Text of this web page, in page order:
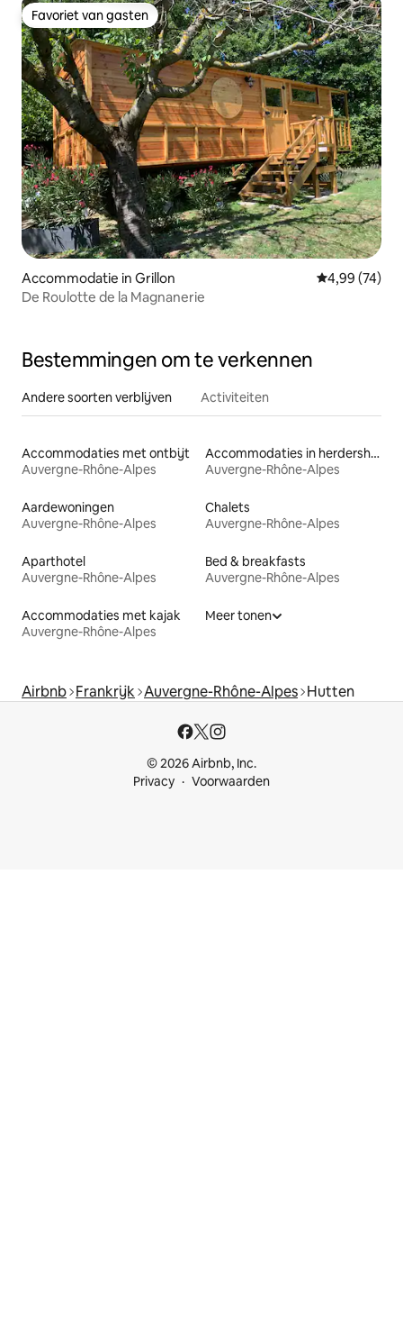
Favoriet van gasten
Favoriet van gasten
Accommodatie in Grillon Gemiddelde
4,99 (74)
De Roulotte de la Magnanerie
Bestemmingen om te verkennen
Andere soorten verblijven Activiteiten
Accommodaties met ontbijt
Auvergne-Rhône-Alpes
Accommodaties in herdershutten
Auvergne-Rhône-Alpes
Aardewoningen
Auvergne-Rhône-Alpes
Chalets
Auvergne-Rhône-Alpes
Aparthotel
Auvergne-Rhône-Alpes
Bed & breakfasts
Auvergne-Rhône-Alpes
Accommodaties met kajak
Auvergne-Rhône-Alpes
Meer tonen
Airbnb Frankrijk Auvergne-Rhône-Alpes Hutten
© 2026 Airbnb, Inc.
Privacy
Voorwaarden